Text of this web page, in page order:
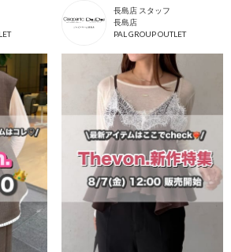
長島店 スタッフ
長島店
PAL GROUP OUTLET